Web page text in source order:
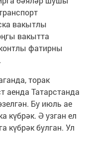
вакытлы
вакытта
фатирны
торак
аенда Татарстанда
Бу июль ае
күбрәк. Ә узган ел
күбрәк булган. Ул